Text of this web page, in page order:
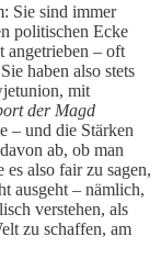
Sie sind immer
politischen Ecke
angetrieben – oft
haben also stets
mit
der Magd
– und die Stärken
ab, ob man
also fair zu sagen,
ausgeht – nämlich,
verstehen, als
zu schaffen, am